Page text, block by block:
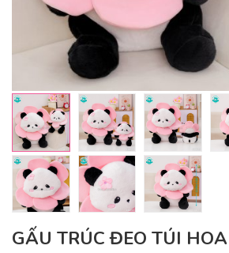
GẤU TRÚC ĐEO TÚI HOA